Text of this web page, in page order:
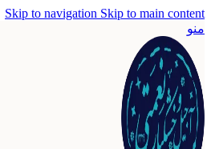
Skip to navigationSkip to